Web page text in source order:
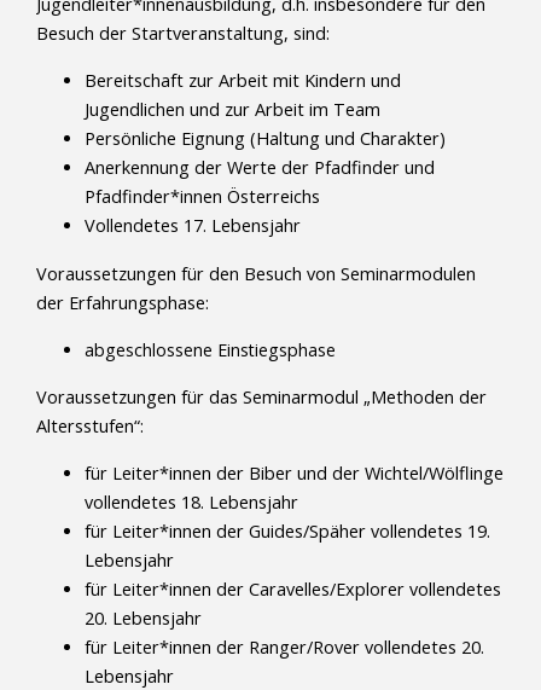
Besuch der Startveranstaltung, sind:
Bereitschaft zur Arbeit mit Kindern und
Jugendlichen und zur Arbeit im Team
Persönliche Eignung (Haltung und Charakter)
Anerkennung der Werte der Pfadfinder und
Pfadfinder*innen Österreichs
Vollendetes 17. Lebensjahr
Voraussetzungen für den Besuch von Seminarmodulen
der Erfahrungsphase:
abgeschlossene Einstiegsphase
Voraussetzungen für das Seminarmodul „Methoden der
Altersstufen“:
für Leiter*innen der Biber und der Wichtel/Wölflinge
vollendetes 18. Lebensjahr
für Leiter*innen der Guides/Späher vollendetes 19.
Lebensjahr
für Leiter*innen der Caravelles/Explorer vollendetes
20. Lebensjahr
für Leiter*innen der Ranger/Rover vollendetes 20.
Lebensjahr